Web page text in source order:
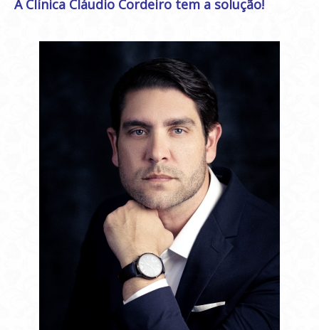
A Clínica Cláudio Cordeiro tem a solução!